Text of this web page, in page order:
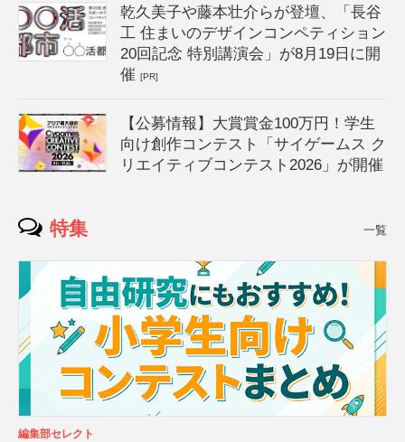
乾久美子や藤本壮介らが登壇、「長谷
工 住まいのデザインコンペティション
20回記念 特別講演会」が8月19日に開
催[PR]
【公募情報】大賞賞金100万円！学生
向け創作コンテスト「サイゲームス ク
リエイティブコンテスト2026」が開催
特集 一覧
編集部セレクト